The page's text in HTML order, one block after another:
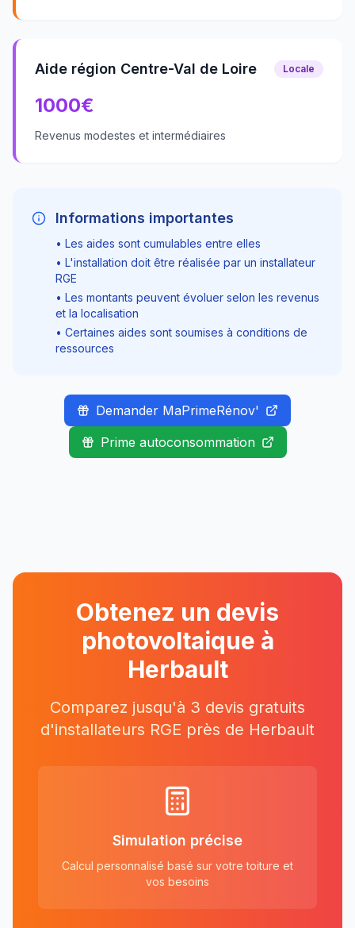
Aide région Centre-Val de Loire Locale
1000€
Revenus modestes et intermédiaires
Informations importantes
• Les aides sont cumulables entre elles
• L'installation doit être réalisée par un installateur
RGE
• Les montants peuvent évoluer selon les revenus
et la localisation
• Certaines aides sont soumises à conditions de
ressources
Demander MaPrimeRénov'
Prime autoconsommation
Obtenez un devis
photovoltaique à
Herbault
Comparez jusqu'à 3 devis gratuits
d'installateurs RGE près de Herbault
Simulation précise
Calcul personnalisé basé sur votre toiture et
vos besoins